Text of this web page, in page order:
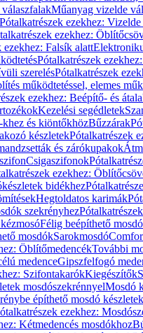
Műanyag vizelde
Pótalkatrészek ezekhez:
ezekhez:
ezekhez: Falsík alatt
Pótalkatrészek
szerelésPótalkatrészek
működtetéssel, elemes
ezekhez: Beépítő- és
Kezelési segédletek
és kiöntőkhözBűzzárak
készletekPótalkatrészek
és zárókupakok
Csigaszifonok
ezekhez:
bidékhez
Hegtoldatos karimák
szekrényhez
Félig beépíthető
mosdókSarokmosdó
ÖblítőmedencékTovábbi
medenceGipszfelfogó
SzifontakarókKiegészítők
mosdószekrénnyelMosdó
építhető mosdó
ezekhez:
Kétmedencés mosdókhoz